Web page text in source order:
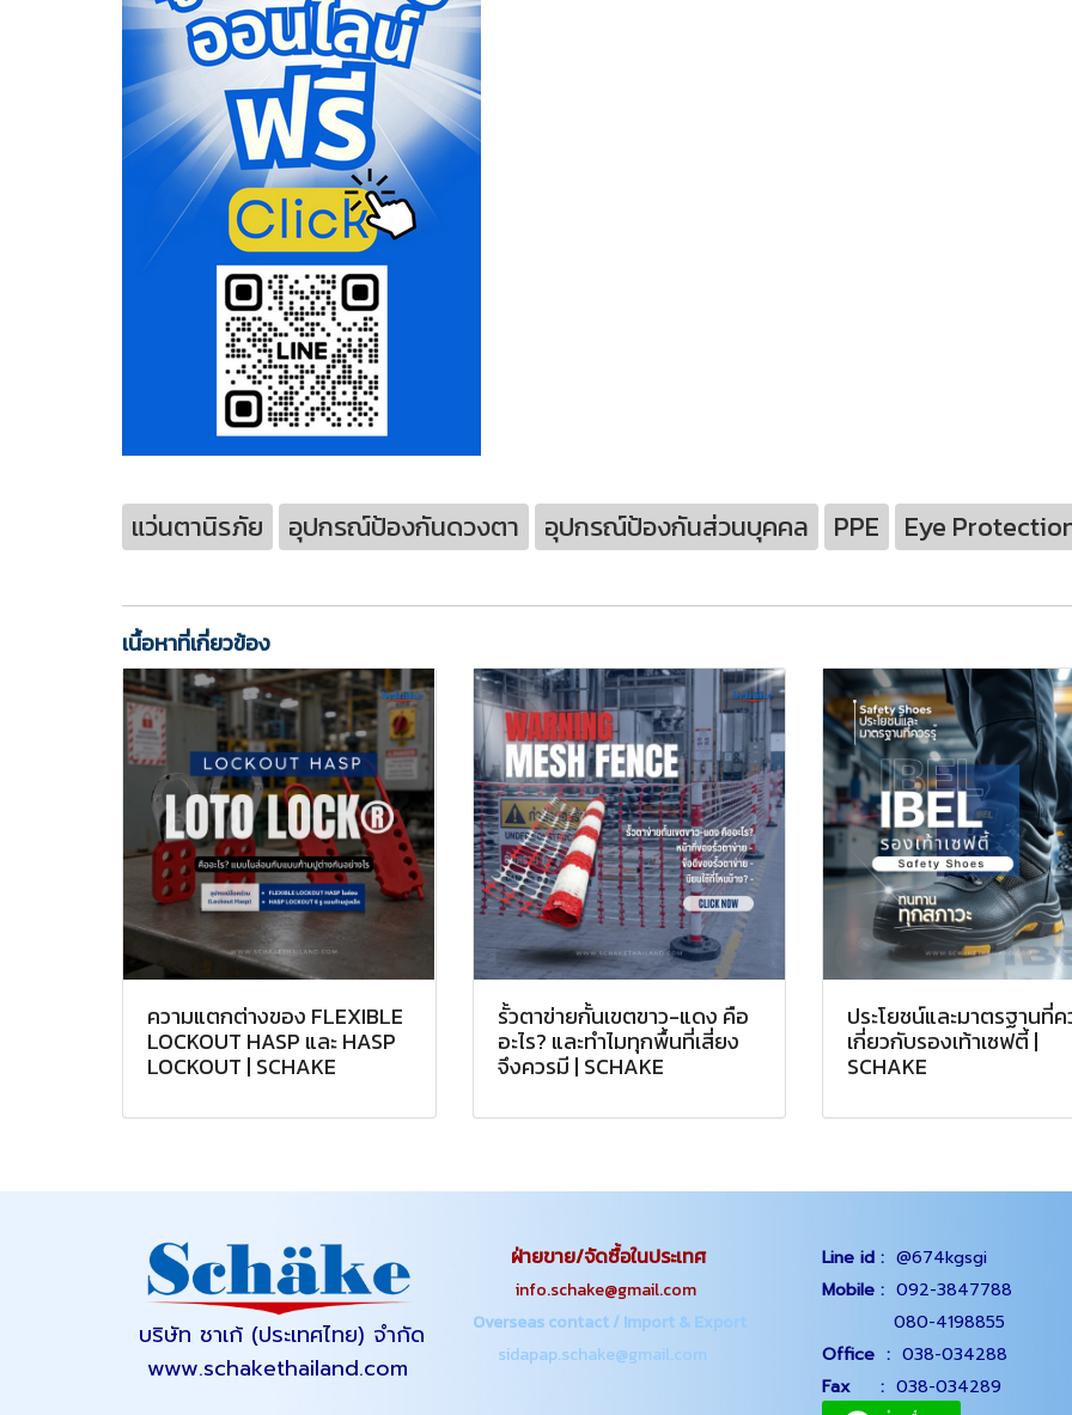
แว่นตานิรภัย อุปกรณ์ป้องกันดวงตา อุปกรณ์ป้องกันส่วนบุคคล PPE Eye
เนื้อหาที่เกี่ยวข้อง
ความแตกต่างของ FLEXIBLE
LOCKOUT HASP และ HASP
LOCKOUT | SCHAKE
รั้วตาข่ายกั้นเขตขาว-แดง คือ
อะไร? และทำไมทุกพื้นที่เสี่ยง
จึงควรมี | SCHAKE
ประโยชน์และมาตรฐานที่ค
เกี่ยวกับรองเท้าเซฟตี้ |
SCHAKE
บริษัท ชาเก้ (ประเทศไทย) จำกัด
www.schakethailand.com
ฝ่ายขาย/จัดซื้อในประเทศ
info.schake@gmail.com
Overseas contact / Import & Export
sidapap.schake@gmail.com
Line id : @674kgsgi
Mobile : 092-3847788
080-4198855
Office : 038-034288
Fax : 038-034289